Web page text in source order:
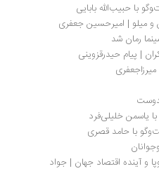
بابایی
| امیرحسین جعفری
شد
حیدرقزوینی
خلیلی‌فرد
حامد قصری
مروری بر مینوتار جهانی‮‬‏‫: آمریکا، اروپا و آینده اقتصاد جهان | جواد